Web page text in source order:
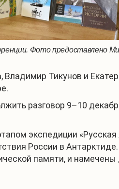
Фото предоставлено
Тикунов и
разговор 9–10
экспедиции
России в
памяти, и